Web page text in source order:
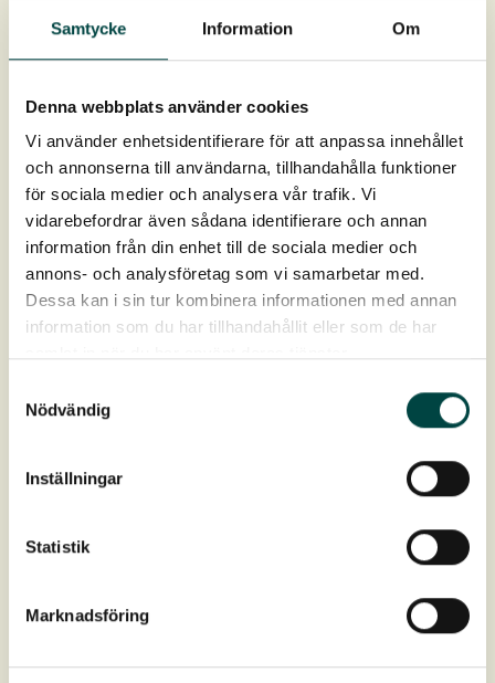
Samtycke Information Om
Denna webbplats använder cookies
Vi använder enhetsidentifierare för att anpassa innehållet
och annonserna till användarna, tillhandahålla funktioner
för sociala medier och analysera vår trafik. Vi
vidarebefordrar även sådana identifierare och annan
information från din enhet till de sociala medier och
annons- och analysföretag som vi samarbetar med.
Dessa kan i sin tur kombinera informationen med annan
information som du har tillhandahållit eller som de har
Nödvändig
Inställningar
Statistik
Marknadsföring
Produktdata
Artikelnr 9-12265
Mål (h×b) 180 × 120 cm
Muldrig og fugtighedsbevarende jord
Bedømt af Byggvarubedömningen
Download